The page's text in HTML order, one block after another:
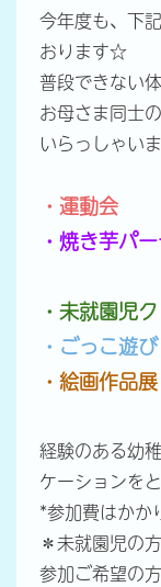
今年度も、下
おります☆
普段できない
お母さま同士
いらっしゃい
・運動
・焼き芋
・未就園児
・ごっ
・絵画
経験のある幼
ケーションを
*参加費はかか
＊未就園児の
参加ご希望の